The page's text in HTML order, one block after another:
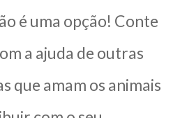
é uma opção! Conte
a ajuda de outras
que amam os animais